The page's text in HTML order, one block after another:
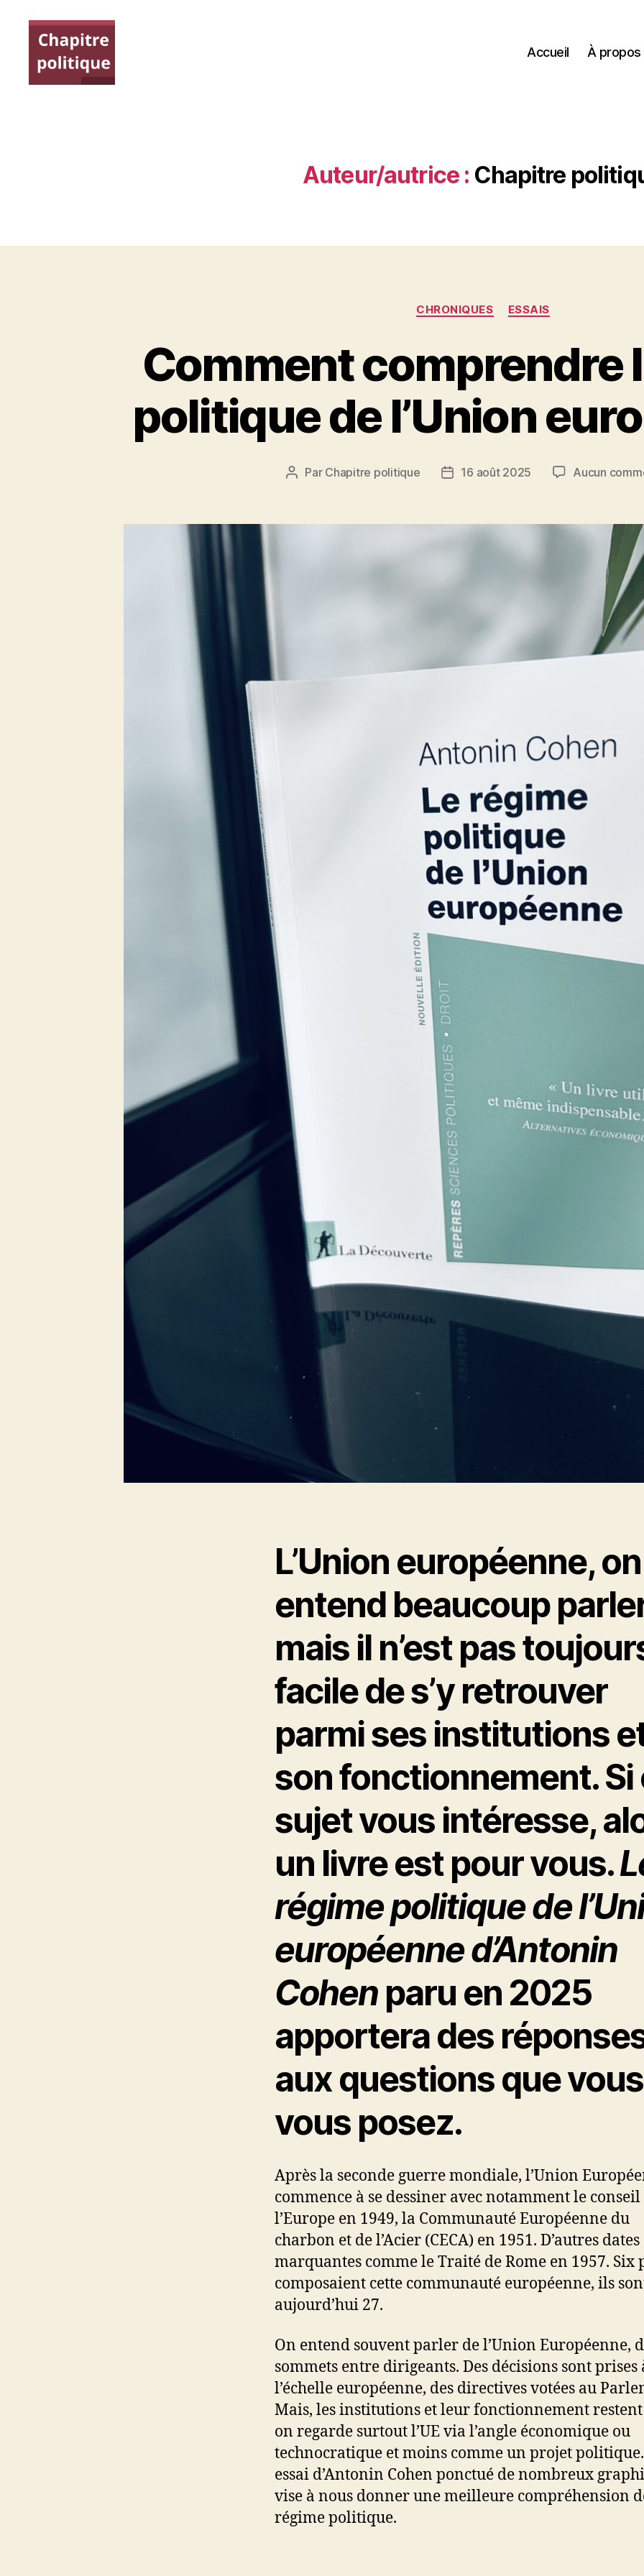
Accueil À propos
Auteur/autrice : Chapitre
Catégories
CHRONIQUES ESSAIS
Comment comprendre
politique de l’Union
Auteur
Par Chapitre politique
Date16 août 2025 Aucun
L’Union européenne,
entend beaucoup
mais il n’est pas
facile de s’y retrouver
parmi ses institutions
son fonctionnement. Si
sujet vous intéresse,
un livre est pour vous.
régime politique de
européenne d’Antonin
Cohen paru en 2025
apportera des
aux questions que vous
vous posez.
Après la seconde guerre mondiale, l’Union
commence à se dessiner avec notamment le conseil
l’Europe en 1949, la Communauté Européenne du
charbon et de l’Acier (CECA) en 1951. D’autres
marquantes comme le Traité de Rome en 1957. Six
composaient cette communauté européenne, ils
aujourd’hui 27.
On entend souvent parler de l’Union Européenne,
sommets entre dirigeants. Des décisions sont prises
l’échelle européenne, des directives votées au
Mais, les institutions et leur fonctionnement
on regarde surtout l’UE via l’angle économique ou
technocratique et moins comme un projet
essai d’Antonin Cohen ponctué de nombreux
vise à nous donner une meilleure compréhension
régime politique.